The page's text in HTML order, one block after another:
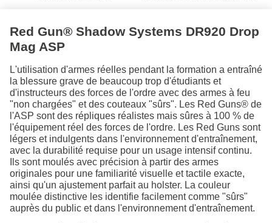
Red Gun® Shadow Systems DR920 Drop
Mag ASP
L'utilisation d'armes réelles pendant la formation a entraîné
la blessure grave de beaucoup trop d'étudiants et
d'instructeurs des forces de l'ordre avec des armes à feu
"non chargées" et des couteaux "sûrs". Les Red Guns® de
l'ASP sont des répliques réalistes mais sûres à 100 % de
l'équipement réel des forces de l'ordre. Les Red Guns sont
légers et indulgents dans l'environnement d'entraînement,
avec la durabilité requise pour un usage intensif continu.
Ils sont moulés avec précision à partir des armes
originales pour une familiarité visuelle et tactile exacte,
ainsi qu'un ajustement parfait au holster. La couleur
moulée distinctive les identifie facilement comme "sûrs"
auprès du public et dans l'environnement d'entraînement.